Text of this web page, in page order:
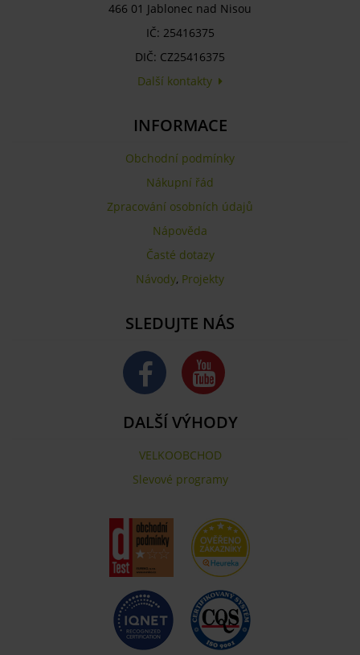
466 01 Jablonec nad Nisou
IČ: 25416375
DIČ: CZ25416375
Další kontakty
INFORMACE
Obchodní podmínky
Nákupní řád
Zpracování osobních údajů
Nápověda
Časté dotazy
Návody, Projekty
SLEDUJTE NÁS
DALŠÍ VÝHODY
VELKOOBCHOD
Slevové programy